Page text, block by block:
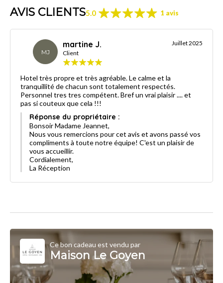
AVIS CLIENTS5.0 1 avis
MJ
martine J.
Client
Juillet 2025
Hotel très propre et très agréable. Le calme et la
tranquillité de chacun sont totalement respectés.
Personnel tres tres compétent. Bref un vrai plaisir .... et
pas si couteux que cela !!!
Réponse du propriétaire :
Bonsoir Madame Jeannet,
Nous vous remercions pour cet avis et avons passé vos
compliments à toute notre équipe! C'est un plaisir de
vous accueillir.
Cordialement,
La Réception
Ce bon cadeau est vendu par
Maison Le Goyen